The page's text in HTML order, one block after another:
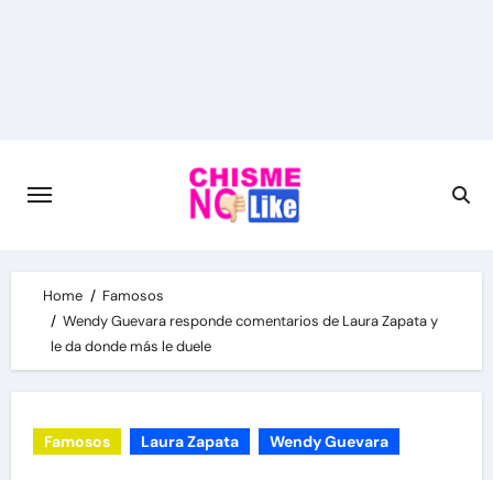
Home
Famosos
Wendy Guevara responde comentarios de Laura Zapata y
le da donde más le duele
Famosos Laura Zapata Wendy Guevara